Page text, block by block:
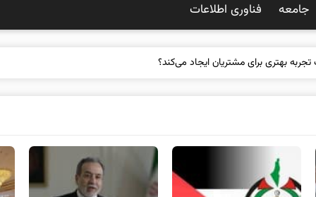
جامعه فناوری اطلاعات